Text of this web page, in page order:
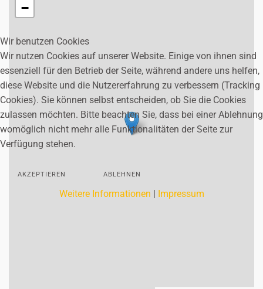
−
Wir benutzen Cookies
Wir nutzen Cookies auf unserer Website. Einige von ihnen sind
essenziell für den Betrieb der Seite, während andere uns helfen,
diese Website und die Nutzererfahrung zu verbessern (Tracking
Cookies). Sie können selbst entscheiden, ob Sie die Cookies
zulassen möchten. Bitte beachten Sie, dass bei einer Ablehnung
womöglich nicht mehr alle Funktionalitäten der Seite zur
Verfügung stehen.
AKZEPTIEREN ABLEHNEN
Weitere Informationen | Impressum